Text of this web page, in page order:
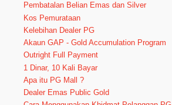
Pembatalan Belian Emas dan Silver
Kos Pemurataan
Kelebihan Dealer PG
Akaun GAP - Gold Accumulation Program
Outright Full Payment
1 Dinar, 10 Kali Bayar
Apa itu PG Mall ?
Dealer Emas Public Gold